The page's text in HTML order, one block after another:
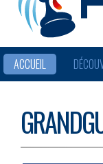
ACCUEIL